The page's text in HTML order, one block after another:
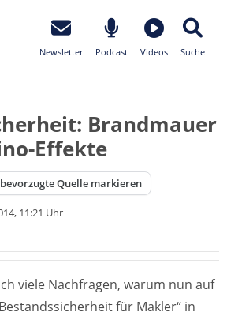
Newsletter Podcast Videos Suche
Brandmauer
Effekte
Quelle markieren
11:21 Uhr
viele Nachfragen, warum nun auf
für Makler“ in